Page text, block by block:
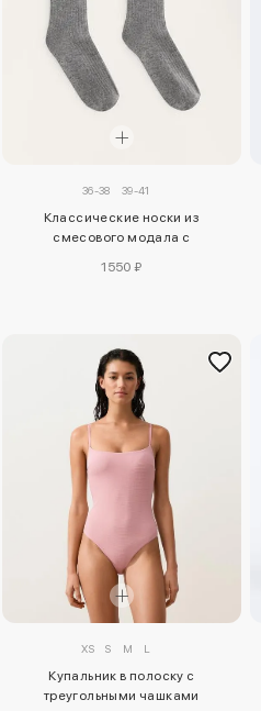
36-38 39-41
Классические носки из
смесового модала с
1550 ₽
XS S M L
Купальник в полоску с
треугольными чашками